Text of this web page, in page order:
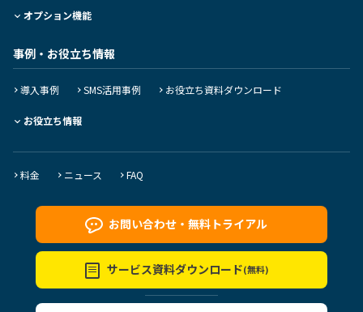
オプション機能
事例・お役立ち情報
導入事例 SMS活用事例 お役立ち資料ダウンロード
お役立ち情報
料金 ニュース FAQ
お問い合わせ・ 無料トライアル
サービス資料ダウンロード(無料)